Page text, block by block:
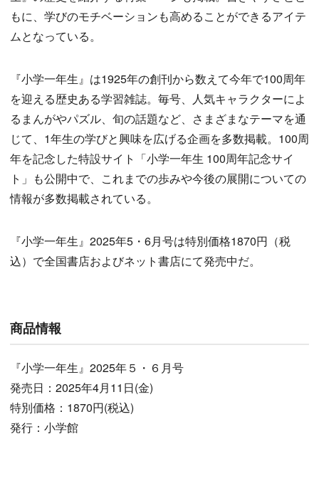
もに、学びのモチベーションも高めることができるアイテ
ムとなっている。
『小学一年生』は1925年の創刊から数えて今年で100周年
を迎える歴史ある学習雑誌。毎号、人気キャラクターによ
るまんがやパズル、旬の話題など、さまざまなテーマを通
じて、1年生の学びと興味を広げる企画を多数掲載。100周
年を記念した特設サイト「小学一年生 100周年記念サイ
ト」も公開中で、これまでの歩みや今後の展開についての
情報が多数掲載されている。
『小学一年生』2025年5・6月号は特別価格1870円（税
込）で全国書店およびネット書店にて発売中だ。
商品情報
『小学一年生』2025年５・６月号
発売日：2025年4月11日(金)
特別価格：1870円(税込)
発行：小学館